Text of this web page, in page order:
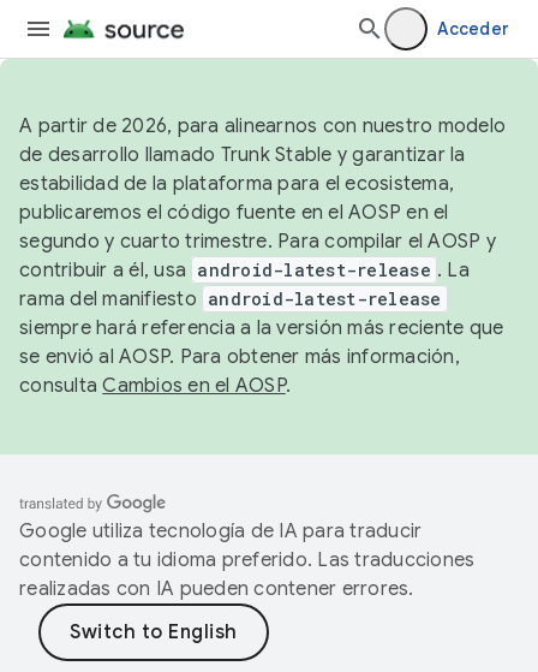
Acceder
A partir de 2026, para alinearnos con nuestro modelo
de desarrollo llamado Trunk Stable y garantizar la
estabilidad de la plataforma para el ecosistema,
publicaremos el código fuente en el AOSP en el
segundo y cuarto trimestre. Para compilar el AOSP y
contribuir a él, usa android-latest-release . La
rama del manifiesto android-latest-release
siempre hará referencia a la versión más reciente que
se envió al AOSP. Para obtener más información,
consultaCambios en el AOSP.
Google utiliza tecnología de IA para traducir
contenido a tu idioma preferido. Las traducciones
realizadas con IA pueden contener errores.